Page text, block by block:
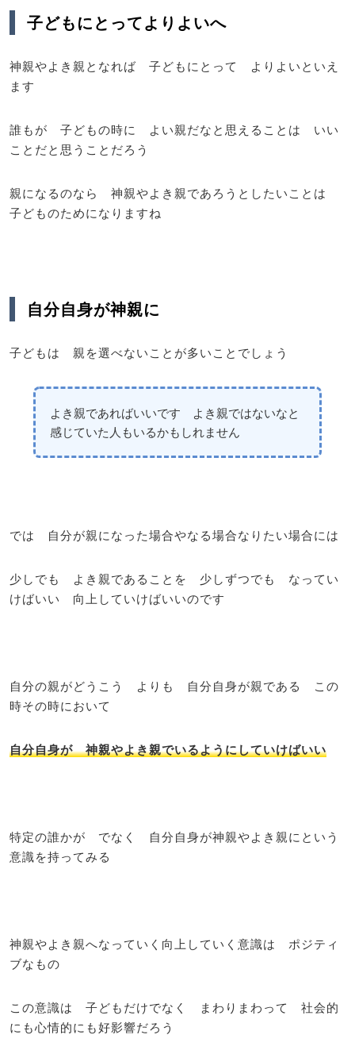
子どもにとってよりよいへ
神親やよき親となれば 子どもにとって よりよいといえ
ます
誰もが 子どもの時に よい親だなと思えることは いい
ことだと思うことだろう
親になるのなら 神親やよき親であろうとしたいことは
子どものためになりますね
自分自身が神親に
子どもは 親を選べないことが多いことでしょう
よき親であればいいです よき親ではないなと
感じていた人もいるかもしれません
では 自分が親になった場合やなる場合なりたい場合には
少しでも よき親であることを 少しずつでも なってい
けばいい 向上していけばいいのです
自分の親がどうこう よりも 自分自身が親である この
時その時において
自分自身が 神親やよき親でいるようにしていけばいい
特定の誰かが でなく 自分自身が神親やよき親にという
意識を持ってみる
神親やよき親へなっていく向上していく意識は ポジティ
ブなもの
この意識は 子どもだけでなく まわりまわって 社会的
にも心情的にも好影響だろう